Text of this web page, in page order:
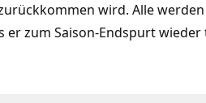
wird. Alle
er zum Saison-Endspurt